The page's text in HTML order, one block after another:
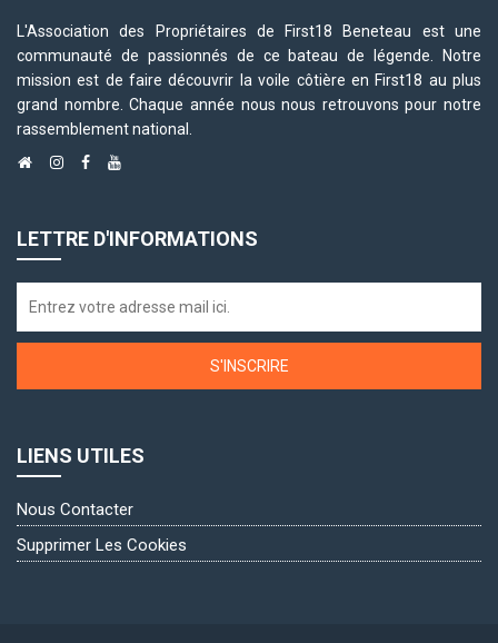
L'Association des Propriétaires de First18 Beneteau est une
communauté de passionnés de ce bateau de légende. Notre
mission est de faire découvrir la voile côtière en First18 au plus
grand nombre. Chaque année nous nous retrouvons pour notre
rassemblement national.
LETTRE D'INFORMATIONS
S'INSCRIRE
LIENS UTILES
Nous Contacter
Supprimer Les Cookies